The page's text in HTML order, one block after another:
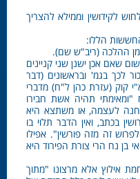
לקידושין וממילא להצריך
הללו:
ההלכה (ריב"ש שם).
שאם אכן ישנן שני קניינים
לכך בגמ' ובראשונים (דבר
קוק (עזרת כהן ל"ח) מדברי
תהיה אשת חבירו
לעצמה, או משתצא היא
בכתב, ואין הדבר תלוי בו
זה מזה פורשין". אפילו
בן נח הרי צורת הפירוד היא
אילוץ אלא מרצונו "מתוך